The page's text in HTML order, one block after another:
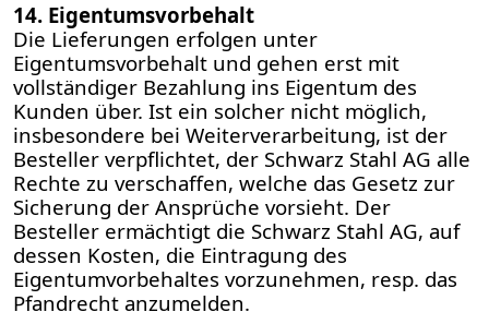
14. Eigentumsvorbehalt
Die Lieferungen erfolgen unter
Eigentumsvorbehalt und gehen erst mit
vollständiger Bezahlung ins Eigentum des
Kunden über. Ist ein solcher nicht möglich,
insbesondere bei Weiterverarbeitung, ist der
Besteller verpflichtet, der Schwarz Stahl AG alle
Rechte zu verschaffen, welche das Gesetz zur
Sicherung der Ansprüche vorsieht. Der
Besteller ermächtigt die Schwarz Stahl AG, auf
dessen Kosten, die Eintragung des
Eigentumvorbehaltes vorzunehmen, resp. das
Pfandrecht anzumelden.